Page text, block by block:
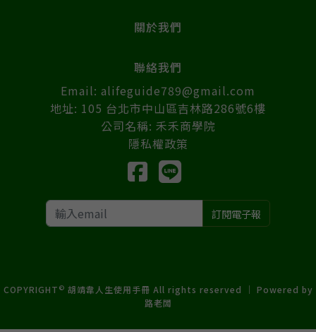
關於我們
聯絡我們
Email: alifeguide789@gmail.com
地址: 105 台北市中山區吉林路286號6樓
公司名稱: 禾禾商學院
隱私權政策
訂閱電子報
COPYRIGHT © 胡靖韋人生使用手冊 All rights reserved ｜ Powered by
路老闆